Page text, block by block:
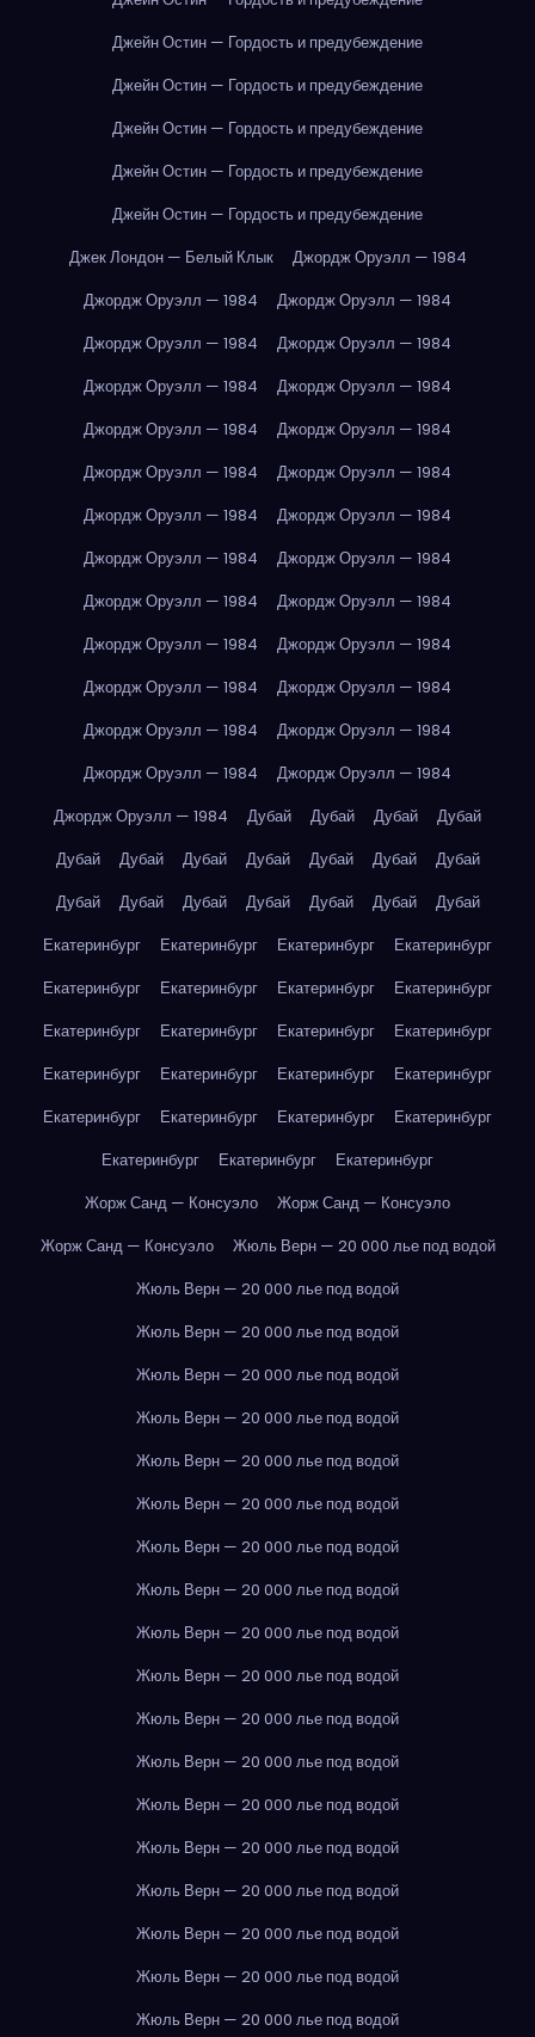
Джейн Остин — Гордость и предубеждение
Джейн Остин — Гордость и предубеждение
Джейн Остин — Гордость и предубеждение
Джейн Остин — Гордость и предубеждение
Джейн Остин — Гордость и предубеждение
Джек Лондон — Белый Клык
Джордж Оруэлл — 1984
Джордж Оруэлл — 1984
Джордж Оруэлл — 1984
Джордж Оруэлл — 1984
Джордж Оруэлл — 1984
Джордж Оруэлл — 1984
Джордж Оруэлл — 1984
Джордж Оруэлл — 1984
Джордж Оруэлл — 1984
Джордж Оруэлл — 1984
Джордж Оруэлл — 1984
Джордж Оруэлл — 1984
Джордж Оруэлл — 1984
Джордж Оруэлл — 1984
Джордж Оруэлл — 1984
Джордж Оруэлл — 1984
Джордж Оруэлл — 1984
Джордж Оруэлл — 1984
Джордж Оруэлл — 1984
Джордж Оруэлл — 1984
Джордж Оруэлл — 1984
Джордж Оруэлл — 1984
Джордж Оруэлл — 1984
Джордж Оруэлл — 1984
Джордж Оруэлл — 1984
Джордж Оруэлл — 1984
Дубай Дубай Дубай
Дубай
Дубай
Дубай Дубай Дубай Дубай Дубай
Дубай
Дубай
Дубай Дубай Дубай Дубай Дубай
Дубай
Екатеринбург
Екатеринбург Екатеринбург
Екатеринбург
Екатеринбург
Екатеринбург Екатеринбург
Екатеринбург
Екатеринбург
Екатеринбург Екатеринбург
Екатеринбург
Екатеринбург
Екатеринбург Екатеринбург
Екатеринбург
Екатеринбург
Екатеринбург Екатеринбург
Екатеринбург
Екатеринбург
Екатеринбург
Екатеринбург
Жорж Санд — Консуэло
Жорж Санд — Консуэло
Жорж Санд — Консуэло
Жюль Верн — 20 000 лье под водой
Жюль Верн — 20 000 лье под водой
Жюль Верн — 20 000 лье под водой
Жюль Верн — 20 000 лье под водой
Жюль Верн — 20 000 лье под водой
Жюль Верн — 20 000 лье под водой
Жюль Верн — 20 000 лье под водой
Жюль Верн — 20 000 лье под водой
Жюль Верн — 20 000 лье под водой
Жюль Верн — 20 000 лье под водой
Жюль Верн — 20 000 лье под водой
Жюль Верн — 20 000 лье под водой
Жюль Верн — 20 000 лье под водой
Жюль Верн — 20 000 лье под водой
Жюль Верн — 20 000 лье под водой
Жюль Верн — 20 000 лье под водой
Жюль Верн — 20 000 лье под водой
Жюль Верн — 20 000 лье под водой
Жюль Верн — 20 000 лье под водой